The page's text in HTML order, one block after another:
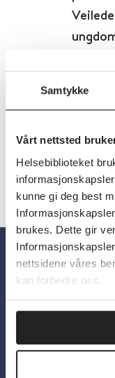
Samtykke
Vårt nettsted
Helsebiblioteket
kunne gi deg best
brukes. Dette gir
nettsidene våres
kan forbedre oss.
Detaljer
Om oss
Personvern og